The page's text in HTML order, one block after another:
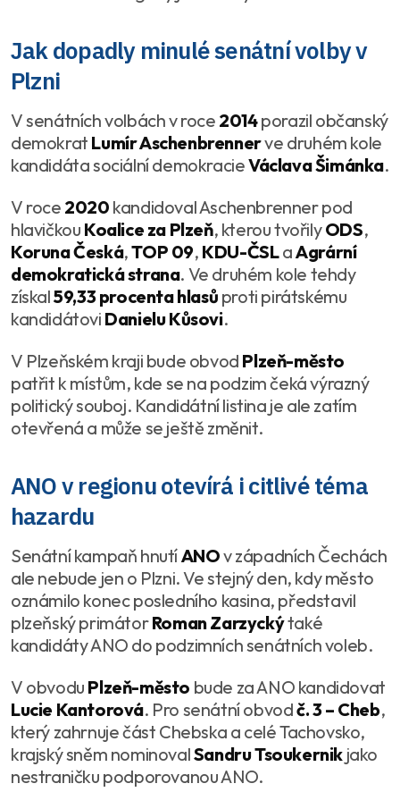
Jak dopadly minulé senátní volby v
Plzni
V senátních volbách v roce 2014porazil občanský
demokrat Lumír Aschenbrennerve druhém kole
kandidáta sociální demokracieVáclava Šimánka.
V roce 2020 kandidoval Aschenbrenner pod
hlavičkou Koalice za Plzeň, kterou tvořilyODS,
Koruna Česká,TOP 09, KDU-ČSLaAgrární
demokratická strana. Ve druhém kole tehdy
získal59,33 procenta hlasů proti pirátskému
kandidátovi Danielu Kůsovi.
V Plzeňském kraji bude obvod Plzeň-město
patřit k místům, kde se na podzim čeká výrazný
politický souboj. Kandidátní listina je ale zatím
otevřená a může se ještě změnit.
ANO v regionu otevírá i citlivé téma
hazardu
Senátní kampaň hnutíANOv západních Čechách
ale nebude jen o Plzni. Ve stejný den, kdy město
oznámilo konec posledního kasina, představil
plzeňský primátorRoman Zarzyckýtaké
kandidáty ANO do podzimních senátních voleb.
V obvodu Plzeň-město bude za ANO kandidovat
Lucie Kantorová. Pro senátní obvodč. 3 – Cheb,
který zahrnuje část Chebska a celé Tachovsko,
krajský sněm nominovalSandru Tsoukernik jako
nestraničku podporovanou ANO.